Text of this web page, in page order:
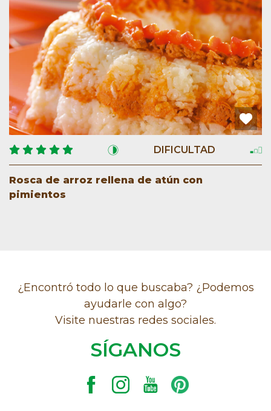
DIFICULTAD
Rosca de arroz rellena de atún con
pimientos
¿Encontró todo lo que buscaba? ¿Podemos
ayudarle con algo?
Visite nuestras redes sociales.
SÍGANOS